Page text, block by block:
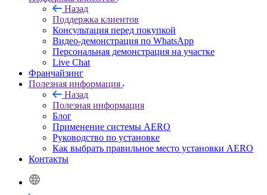
Назад
Поддержка клиентов
Консультация перед покупкой
Видео-демонстрация по WhatsApp
Персональная демонстрация на участке
Live Chat
Франчайзинг
Полезная информация
Назад
Полезная информация
Блог
Применение системы AERO
Руководство по установке
Как выбрать правильное место установки AERO
Контакты